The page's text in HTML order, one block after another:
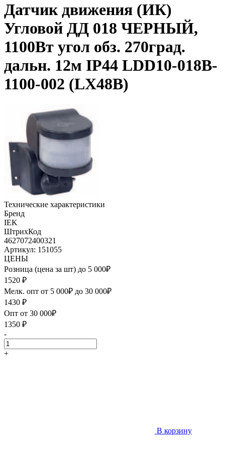
Датчик движения (ИК)
Угловой ДД 018 ЧЕРНЫЙ,
1100Вт угол обз. 270град.
дальн. 12м IP44 LDD10-018B-
1100-002 (LX48B)
Технические характеристики
Бренд
IEK
ШтрихКод
4627072400321
Артикул: 151055
ЦЕНЫ
Розница (цена за шт) до 5 000₽
1520 ₽
Мелк. опт от 5 000₽ до 30 000₽
1430 ₽
Опт от 30 000₽
1350 ₽
-
+
В корзину